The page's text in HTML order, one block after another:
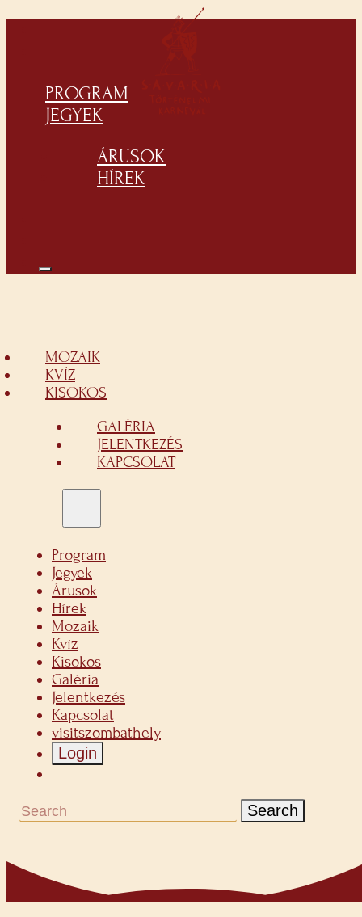
PROGRAM
JEGYEK
ÁRUSOK
HÍREK
MOZAIK
KVÍZ
KISOKOS
GALÉRIA
JELENTKEZÉS
KAPCSOLAT
Program
Jegyek
Árusok
Hírek
Mozaik
Kvíz
Kisokos
Galéria
Jelentkezés
Kapcsolat
visitszombathely
Login
Search